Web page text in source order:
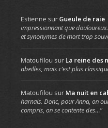
Estienne sur Gueule de raie
impressionnant que
et synonymes de mort trop
Matoufilou sur La reine des
abeilles, mais c’est plus
Matoufilou sur Ma nuit en
harnais. Donc, pour Anna, on
compris, on se contente des…”